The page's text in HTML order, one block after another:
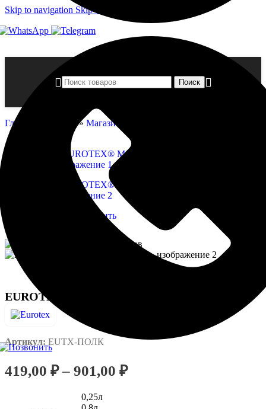
Skip to navigation Skip to main content
Поиск
Главная страница » Магазин
Нажмите, чтобы увеличить
EUROTEX® Масло для полков
Артикул: EUTX-ПОЛК
419,00 ₽ – 901,00 ₽
0,25л